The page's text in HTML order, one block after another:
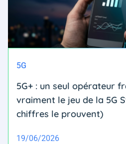
5G
5G+ : un seul opérateur
vraiment le jeu de la 5G
chiffres le prouvent)
19/06/2026